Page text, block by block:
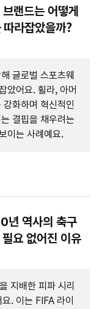
랜드는 어떻게
따라잡았을까?
글로벌 스포츠웨
았어요. 휠라, 아머
화하며 혁신적인
결핍을 채우려는
이는 사례예요.
년 역사의 축구
요 없어진 이유
지배한 피파 시리
. 이는 FIFA 라이